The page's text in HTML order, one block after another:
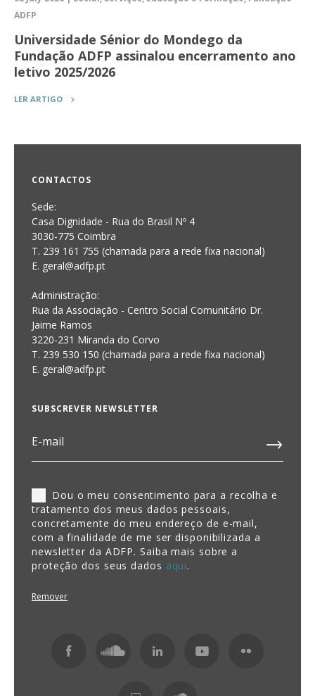
ADFP
Universidade Sénior do Mondego da
Fundação ADFP assinalou encerramento ano
letivo 2025/2026
LER ARTIGO
CONTACTOS
Sede:
Casa Dignidade - Rua do Brasil Nº 4
3030-775 Coimbra
T. 239 161 755 (chamada para a rede fixa nacional)
E. geral@adfp.pt
Administração:
Rua da Associação - Centro Social Comunitário Dr.
Jaime Ramos
3220-231 Miranda do Corvo
T. 239 530 150 (chamada para a rede fixa nacional)
E. geral@adfp.pt
SUBSCREVER NEWSLETTER
Dou o meu consentimento para a recolha e
tratamento dos meus dados pessoais,
concretamente do meu endereço de e-mail,
com a finalidade de me ser disponibilizada a
newsletter da ADFP. Saiba mais sobre a
proteção dos seus dados aqui.
Remover